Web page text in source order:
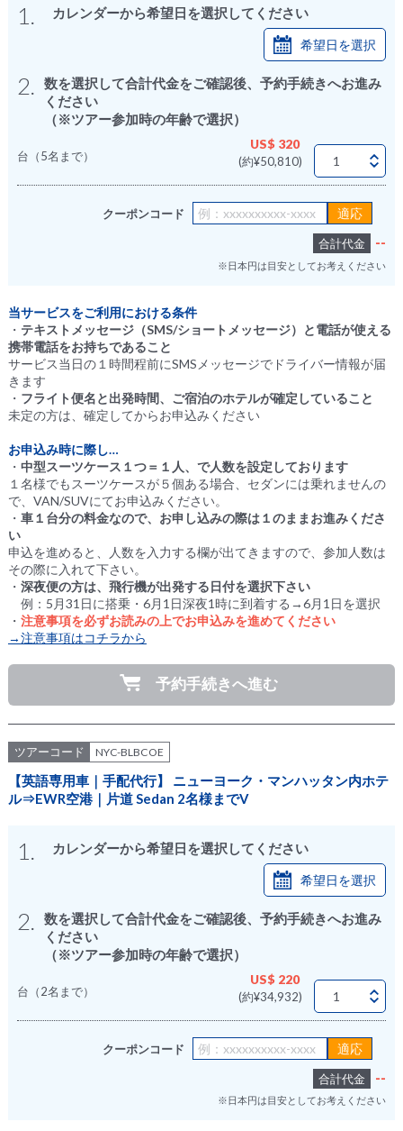
1. カレンダーから希望日を選択してください
希望日を選択
2.
数を選択して合計代金をご確認後、予約手続きへお進み
ください
（※ツアー参加時の年齢で選択）
台（5名まで）
US$ 320
(約¥50,810)
クーポンコード
合計代金 --
※日本円は目安としてお考えください
当サービスをご利用における条件
・ テキストメッセージ（SMS/ショートメッセージ）と電話が使える
携帯電話をお持ちであること
サービス当日の１時間程前にSMSメッセージでドライバー情報が届
きます
・ フライト便名と出発時間、ご宿泊のホテルが確定していること
未定の方は、確定してからお申込みください
お申込み時に際し…
・ 中型スーツケース１つ＝１人、で人数を設定しております
１名様でもスーツケースが５個ある場合、セダンには乗れませんの
で、VAN/SUVにてお申込みください。
・ 車１台分の料金なので、お申し込みの際は１のままお進みくださ
い
申込を進めると、人数を入力する欄が出てきますので、参加人数は
その際に入れて下さい。
・ 深夜便の方は、飛行機が出発する日付を選択下さい
例：5月31日に搭乗・6月1日深夜1時に到着する→6月1日を選択
・ 注意事項を必ずお読みの上でお申込みを進めてください
→注意事項はコチラから
予約手続きへ進む
ツアーコード NYC-BLBCOE
【英語専用車｜手配代行】 ニューヨーク・マンハッタン内ホテ
ル⇒EWR空港｜片道 Sedan 2名様までV
1. カレンダーから希望日を選択してください
希望日を選択
2.
数を選択して合計代金をご確認後、予約手続きへお進み
ください
（※ツアー参加時の年齢で選択）
台（2名まで）
US$ 220
(約¥34,932)
クーポンコード
合計代金 --
※日本円は目安としてお考えください